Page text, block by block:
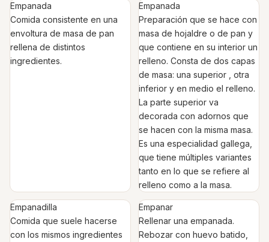
Empanada
Comida consistente en una
envoltura de masa de pan
rellena de distintos
ingredientes.
Empanada
Preparación que se hace con
masa de hojaldre o de pan y
que contiene en su interior un
relleno. Consta de dos capas
de masa: una superior , otra
inferior y en medio el relleno.
La parte superior va
decorada con adornos que
se hacen con la misma masa.
Es una especialidad gallega,
que tiene múltiples variantes
tanto en lo que se refiere al
relleno como a la masa.
Empanadilla
Comida que suele hacerse
con los mismos ingredientes
Empanar
Rellenar una empanada.
Rebozar con huevo batido,